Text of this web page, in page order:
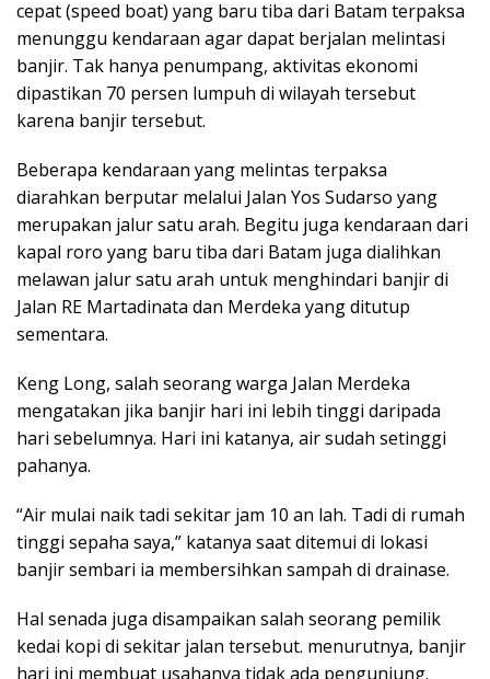
cepat (speed boat) yang baru tiba dari Batam terpaksa
menunggu kendaraan agar dapat berjalan melintasi
banjir. Tak hanya penumpang, aktivitas ekonomi
dipastikan 70 persen lumpuh di wilayah tersebut
karena banjir tersebut.
Beberapa kendaraan yang melintas terpaksa
diarahkan berputar melalui Jalan Yos Sudarso yang
merupakan jalur satu arah. Begitu juga kendaraan dari
kapal roro yang baru tiba dari Batam juga dialihkan
melawan jalur satu arah untuk menghindari banjir di
Jalan RE Martadinata dan Merdeka yang ditutup
sementara.
Keng Long, salah seorang warga Jalan Merdeka
mengatakan jika banjir hari ini lebih tinggi daripada
hari sebelumnya. Hari ini katanya, air sudah setinggi
pahanya.
“Air mulai naik tadi sekitar jam 10 an lah. Tadi di rumah
tinggi sepaha saya,” katanya saat ditemui di lokasi
banjir sembari ia membersihkan sampah di drainase.
Hal senada juga disampaikan salah seorang pemilik
kedai kopi di sekitar jalan tersebut. menurutnya, banjir
hari ini membuat usahanya tidak ada pengunjung.